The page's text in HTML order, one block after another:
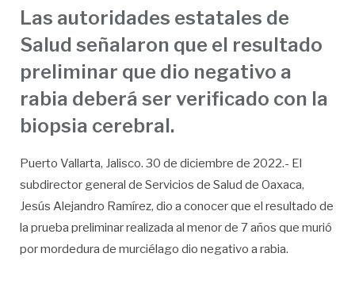
Las autoridades estatales de
Salud señalaron que el resultado
preliminar que dio negativo a
rabia deberá ser verificado con la
biopsia cerebral.
Puerto Vallarta, Jalisco. 30 de diciembre de 2022.- El
subdirector general de Servicios de Salud de Oaxaca,
Jesús Alejandro Ramírez, dio a conocer que el resultado de
la prueba preliminar realizada al menor de 7 años que murió
por mordedura de murciélago dio negativo a rabia.